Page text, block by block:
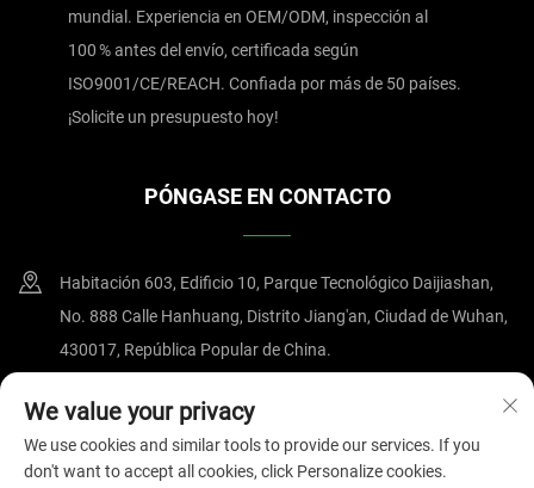
mundial. Experiencia en OEM/ODM, inspección al
100 % antes del envío, certificada según
ISO9001/CE/REACH. Confiada por más de 50 países.
¡Solicite un presupuesto hoy!
PÓNGASE EN CONTACTO
Habitación 603, Edificio 10, Parque Tecnológico Daijiashan,
No. 888 Calle Hanhuang, Distrito Jiang'an, Ciudad de Wuhan,
430017, República Popular de China.
+86-15607122519
[email protected]
We value your privacy
We use cookies and similar tools to provide our services. If you
don't want to accept all cookies, click Personalize cookies.